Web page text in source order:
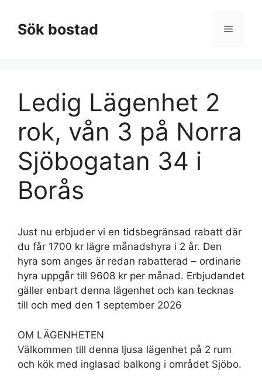
innehållSök bostad Meny
Ledig Lägenhet 2
rok, vån 3 på Norra
Sjöbogatan 34 i
Borås
Just nu erbjuder vi en tidsbegränsad rabatt där
du får 1700 kr lägre månadshyra i 2 år. Den
hyra som anges är redan rabatterad – ordinarie
hyra uppgår till 9608 kr per månad. Erbjudandet
gäller enbart denna lägenhet och kan tecknas
till och med den 1 september 2026
OM LÄGENHETEN
Välkommen till denna ljusa lägenhet på 2 rum
och kök med inglasad balkong i området Sjöbo.